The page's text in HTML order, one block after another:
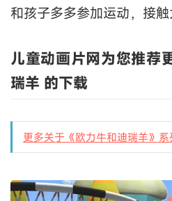
和孩子多多参加运动，接触
儿童动画片网为您推荐
瑞羊 的下载
更多关于《欧力牛和迪瑞羊》系